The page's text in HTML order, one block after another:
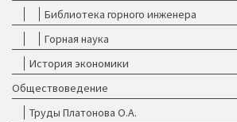
Библиотека горного инженера
Горная наука
История экономики
Обществоведение
Труды Платонова О.А.